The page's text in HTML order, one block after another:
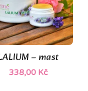
– mast
338,00 Kč
(1)